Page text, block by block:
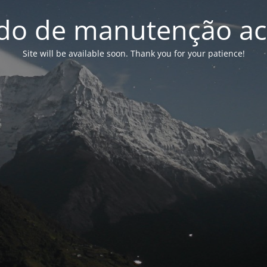
de manutenção
Site will be available soon. Thank you for your patience!